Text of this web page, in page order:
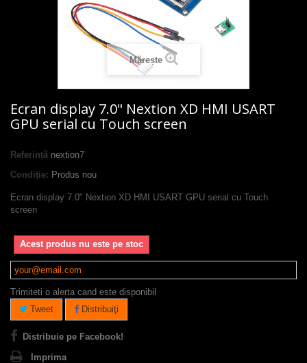
Mărește
Ecran display 7.0" Nextion XD HMI USART
GPU serial cu Touch screen
Referință nextion7
Condiție: Produs nou
Ecran display 7.0" Nextion XD HMI USART GPU serial cu Touch
screen
Acest produs nu este pe stoc
Trimiteti o alerta cand este disponibil
Tweet
Distribuiţi
Distribuie pe Facebook!
Imprima